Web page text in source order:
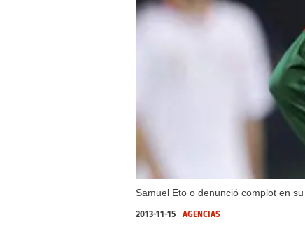
Samuel Eto o denunció complot en
2013-11-15 AGENCIAS